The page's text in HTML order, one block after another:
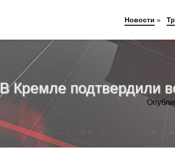
В Кремле подтвердили
Новости »